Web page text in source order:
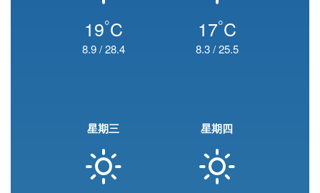
19°C
8.9/28.4
17°C
8.3/25.5
星期三 星期四